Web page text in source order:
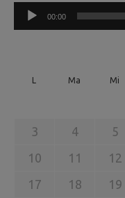
Player
audio
00:00
Ma Mi
3
4 5
10
11 12
17
18 19